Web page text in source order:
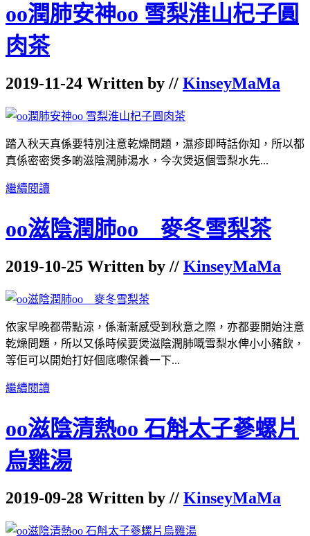
oo潤肺安神oo 雪梨淮山杞子圓
肉茶
2019-11-24 Written by // KinseyMaMa
踏入秋天真係要特別注意乾燥問題，濕疹即時話你知，所以都
真係密密煲多啲滋陰潤肺湯水，今次煲返個雪梨水先...
繼續閱讀
oo滋陰潤肺oo 麥冬雪梨茶
2019-10-25 Written by // KinseyMaMa
依家早晚都帶點涼，係漸漸感受到秋意之際，亦都要開始注意
乾燥問題，所以又係時候要煲滋陰潤肺嘅雪梨水俾小小豬飲，
等佢可以開始打好個底嚟保養一下...
繼續閱讀
oo滋陰清熱oo 石斛太子蔘螺片
烏雞湯
2019-09-28 Written by // KinseyMaMa